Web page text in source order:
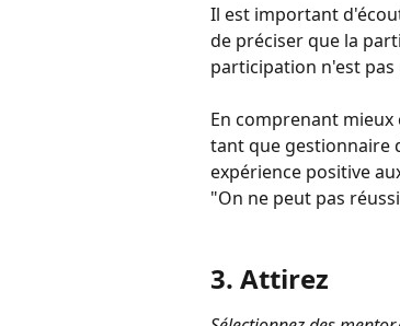
Il est important
de préciser que la
participation n'est
En comprenant
tant que gestionnaire
expérience positive
"On ne peut pas
3. Attirez